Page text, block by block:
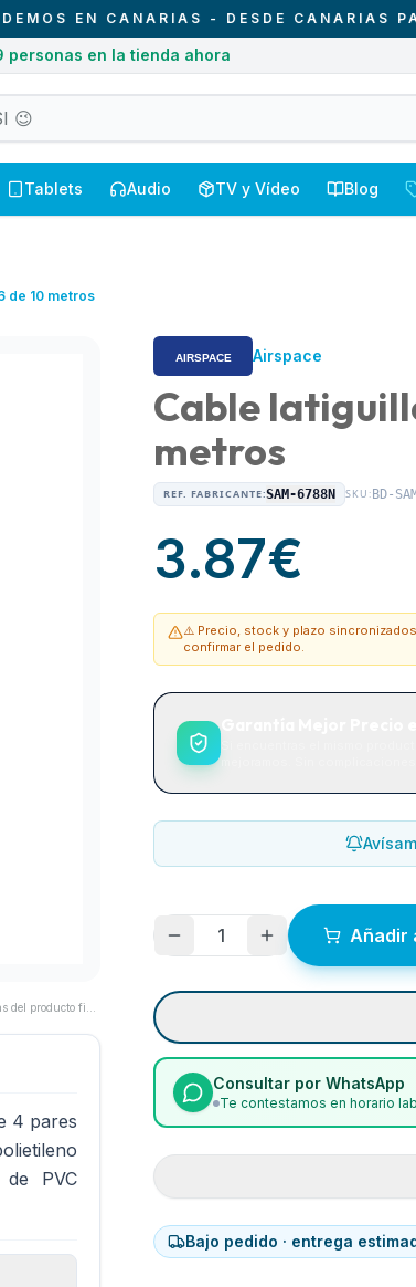
EN CANARIAS - DESDE CANARIAS PARA
entregados hoy en Canarias
Tablets Audio TV y Vídeo Blog
de 10 metros
4 pares
PVC
Airspace
Cable
metros
REF. FABRICANTE:SAM-6788N SKU: BD-
3.87€
⚠️ Precio, stock y plazo
confirmar el pedido.
1 Añadir
Consultar por WhatsApp
Te contestamos en horario
Bajo pedido · entrega